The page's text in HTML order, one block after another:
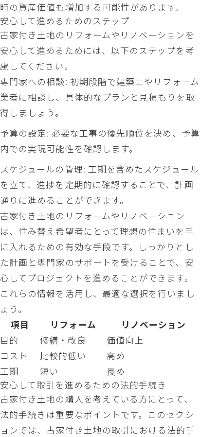
時の資産価値も増加する可能性があります。
安心して進めるためのステップ
古家付き土地のリフォームやリノベーションを
安心して進めるためには、以下のステップを考
慮してください。
専門家への相談: 初期段階で建築士やリフォーム
業者に相談し、具体的なプランと見積もりを取
得しましょう。
予算の設定: 必要な工事の優先順位を決め、予算
内での実現可能性を確認します。
スケジュールの管理: 工期を含めたスケジュール
を立て、進捗を定期的に確認することで、計画
通りに進めることができます。
古家付き土地のリフォームやリノベーション
は、住み替え希望者にとって理想の住まいを手
に入れるための有効な手段です。しっかりとし
た計画と専門家のサポートを受けることで、安
心してプロジェクトを進めることができます。
これらの情報を活用し、最適な選択を行いまし
ょう。
項目
リフォーム
リノベーション
目的
修繕・改良
価値向上
コスト
比較的低い
高め
工期
短い
長め
安心して取引を進めるための法的手続き
古家付き土地の購入を考えている方にとって、
法的手続きは重要なポイントです。このセクシ
ョンでは、古家付き土地の取引における法的手